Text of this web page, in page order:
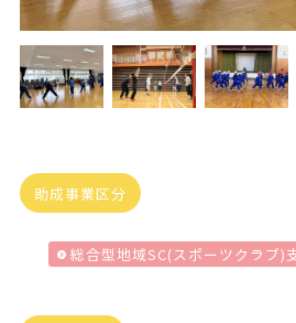
助成事業区分
総合型地域SC(スポーツクラブ)